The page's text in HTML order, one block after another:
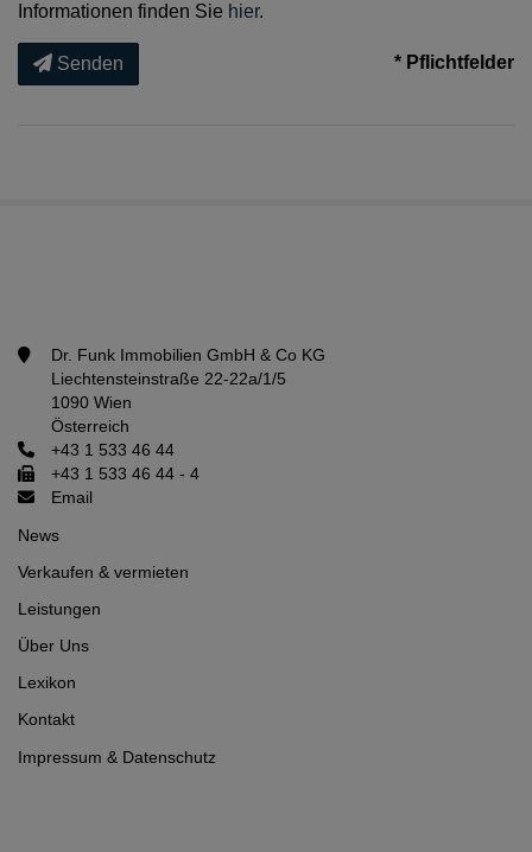
Informationen finden Sie hier.
Senden * Pflichtfelder
Dr. Funk Immobilien GmbH & Co KG
Liechtensteinstraße 22-22a/1/5
1090 Wien
Österreich
+43 1 533 46 44
+43 1 533 46 44 - 4
Email
News
Verkaufen & vermieten
Leistungen
Über Uns
Lexikon
Kontakt
Impressum & Datenschutz